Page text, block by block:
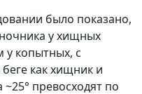
было показано,
у хищных
у копытных, с
как хищник и
превосходят по